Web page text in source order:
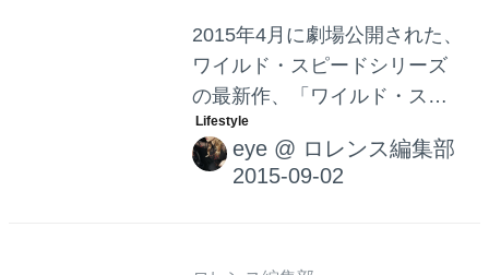
はニトログリセリンの爆発で
はりません。 亜酸化窒素を使
う、ナイトラス・オキ...
2015年4月に劇場公開された、
ワイルド・スピードシリーズ
の最新作、「ワイルド・スピ
ード SKY MISSION」のBlu-
ray&DVDが、本日(2015/9/2)発
売されます。 壮大なアクショ
eye @ ロレンス編集部